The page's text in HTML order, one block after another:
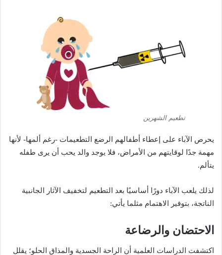
تطعيم الشهرين
يحرص الآباء على إعطاء أطفالهم الرضع التطعيمات -رغم ألمها- لأنها
مهمة جدًا لوقايتهم من الأمراض، فلا يوجد والد يحب أن يرى طفله
يتألم.
لذلك يلعب الآباء دورًا أساسيًا بعد التطعيم لتخفيف الآثار الجانبية
الناتجة، بتوفير الاهتمام مثلما يأتي:
الاحتضان والرضاعة
اكتشفت الدراسات العلمية أن الراحة الجسدية والمذاق الحلو؛ يقلل